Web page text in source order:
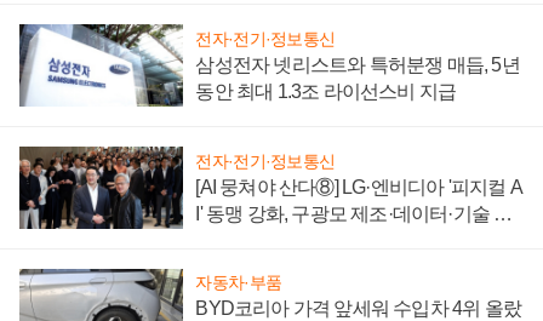
전자·전기·정보통신
삼성전자 넷리스트와 특허분쟁 매듭, 5년
동안 최대 1.3조 라이선스비 지급
전자·전기·정보통신
[AI 뭉쳐야 산다⑧] LG·엔비디아 '피지컬 A
I' 동맹 강화, 구광모 제조·데이터·기술 결
자동차·부품
BYD코리아 가격 앞세워 수입차 4위 올랐